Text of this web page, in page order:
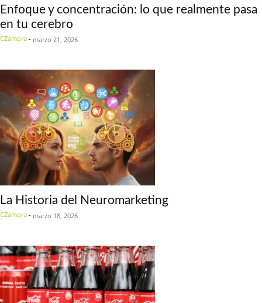
Enfoque y concentración: lo que realmente pasa
en tu cerebro
CZamora - marzo 21, 2026
La Historia del Neuromarketing
CZamora - marzo 18, 2026